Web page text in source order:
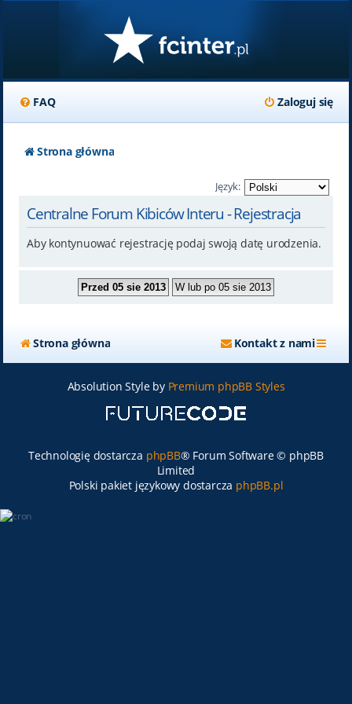
FAQ Zaloguj się
Strona główna
Język:
Centralne Forum Kibiców Interu - Rejestracja
Aby kontynuować rejestrację podaj swoją datę urodzenia.
Strona główna Kontakt z nami
Absolution Style by Premium phpBB Styles
Technologię dostarcza phpBB® Forum Software © phpBB
Limited
Polski pakiet językowy dostarcza phpBB.pl